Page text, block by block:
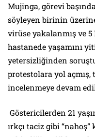
Mujinga, görevi
söyleyen birinin
virüse yakalanmış ve
hastanede yaşamını
yetersizliğinden
protestolara yol
incelenmeye devam
Göstericilerden 21
ırkçı taciz gibi